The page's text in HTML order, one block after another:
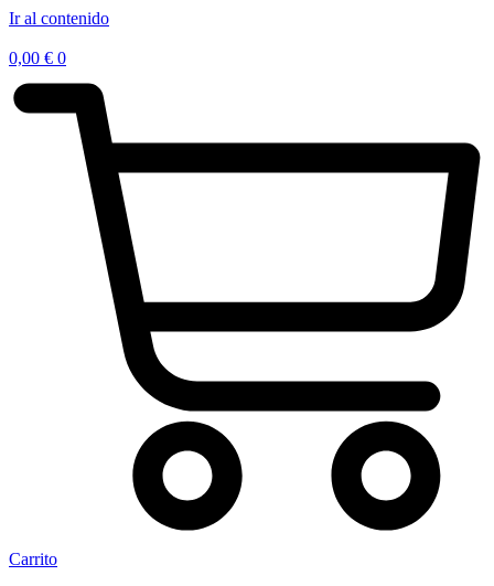
Ir al contenido
0,00 € 0
Carrito